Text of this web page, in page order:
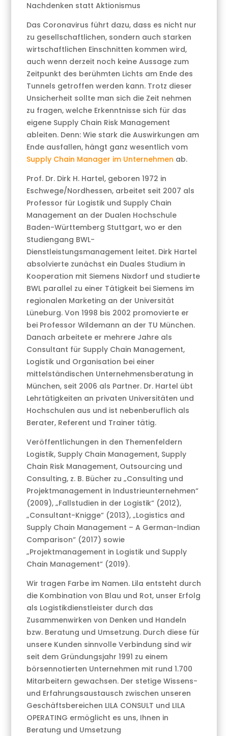
Nachdenken statt Aktionismus
Das Coronavirus führt dazu, dass es nicht nur
zu gesellschaftlichen, sondern auch starken
wirtschaftlichen Einschnitten kommen wird,
auch wenn derzeit noch keine Aussage zum
Zeitpunkt des berühmten Lichts am Ende des
Tunnels getroffen werden kann. Trotz dieser
Unsicherheit sollte man sich die Zeit nehmen
zu fragen, welche Erkenntnisse sich für das
eigene Supply Chain Risk Management
ableiten. Denn: Wie stark die Auswirkungen am
Ende ausfallen, hängt ganz wesentlich vom
Supply Chain Manager im Unternehmen ab.
Prof. Dr. Dirk H. Hartel, geboren 1972 in
Eschwege/Nordhessen, arbeitet seit 2007 als
Professor für Logistik und Supply Chain
Management an der Dualen Hochschule
Baden-Württemberg Stuttgart, wo er den
Studiengang BWL-
Dienstleistungsmanagement leitet. Dirk Hartel
absolvierte zunächst ein Duales Studium in
Kooperation mit Siemens Nixdorf und studierte
BWL parallel zu einer Tätigkeit bei Siemens im
regionalen Marketing an der Universität
Lüneburg. Von 1998 bis 2002 promovierte er
bei Professor Wildemann an der TU München.
Danach arbeitete er mehrere Jahre als
Consultant für Supply Chain Management,
Logistik und Organisation bei einer
mittelständischen Unternehmensberatung in
München, seit 2006 als Partner. Dr. Hartel übt
Lehrtätigkeiten an privaten Universitäten und
Hochschulen aus und ist nebenberuflich als
Berater, Referent und Trainer tätig.
Veröffentlichungen in den Themenfeldern
Logistik, Supply Chain Management, Supply
Chain Risk Management, Outsourcing und
Consulting, z. B. Bücher zu „Consulting und
Projektmanagement in Industrieunternehmen“
(2009), „Fallstudien in der Logistik“ (2012),
„Consultant-Knigge“ (2013), „Logistics and
Supply Chain Management – A German-Indian
Comparison“ (2017) sowie
„Projektmanagement in Logistik und Supply
Chain Management“ (2019).
Wir tragen Farbe im Namen. Lila entsteht durch
die Kombination von Blau und Rot, unser Erfolg
als Logistikdienstleister durch das
Zusammenwirken von Denken und Handeln
bzw. Beratung und Umsetzung. Durch diese für
unsere Kunden sinnvolle Verbindung sind wir
seit dem Gründungsjahr 1991 zu einem
börsennotierten Unternehmen mit rund 1.700
Mitarbeitern gewachsen. Der stetige Wissens-
und Erfahrungsaustausch zwischen unseren
Geschäftsbereichen LILA CONSULT und LILA
OPERATING ermöglicht es uns, Ihnen in
Beratung und Umsetzung